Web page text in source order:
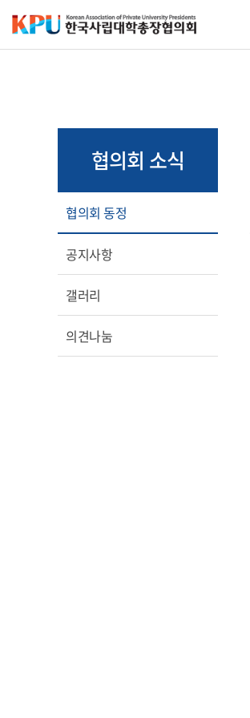
협의회 소식
협의회 동정
공지사항
갤러리
의견나눔